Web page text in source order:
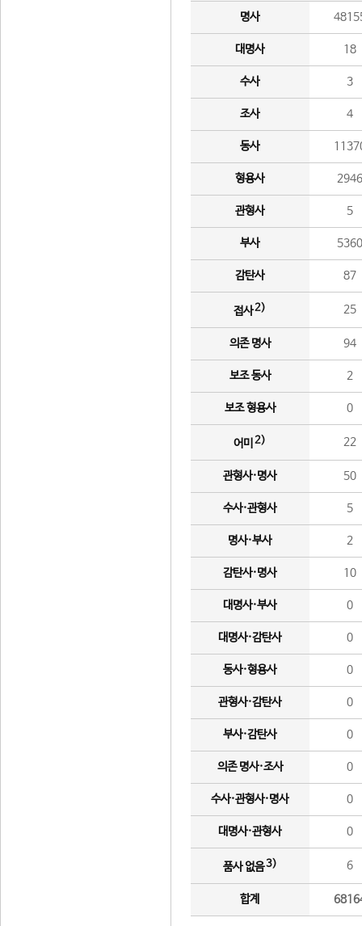
명사
대명사 18
수사 3
조사 4
동사
형용사 2946
관형사 5
부사 5360
감탄사 87
접사2) 25
의존 명사 94
보조 동사 2
보조 형용사 0
어미 2) 22
관형사·명사 50
수사·관형사 5
명사·부사 2
감탄사·명사 10
대명사·부사 0
대명사·감탄사 0
동사·형용사 0
관형사·감탄사 0
부사·감탄사 0
의존 명사·조사 0
수사·관형사·명사 0
대명사·관형사 0
품사 없음3) 6
합계